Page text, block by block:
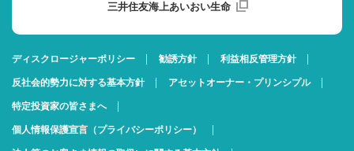
三井住友海上あいおい生命
ディスクロージャーポリシー 勧誘方針 利益相反管理方針
反社会的勢力に対する基本方針 アセットオーナー・プリンシプル
特定投資家の皆さまへ
個人情報保護宣言（プライバシーポリシー）